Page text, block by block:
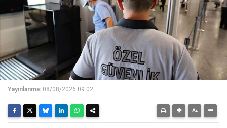
Yayınlanma: 08/08/2026 09:02